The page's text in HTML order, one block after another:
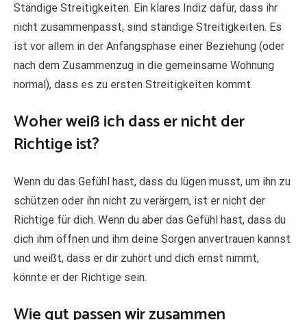
Ständige Streitigkeiten. Ein klares Indiz dafür, dass ihr
nicht zusammenpasst, sind ständige Streitigkeiten. Es
ist vor allem in der Anfangsphase einer Beziehung (oder
nach dem Zusammenzug in die gemeinsame Wohnung
normal), dass es zu ersten Streitigkeiten kommt.
Woher weiß ich dass er nicht der
Richtige ist?
Wenn du das Gefühl hast, dass du lügen musst, um ihn zu
schützen oder ihn nicht zu verärgern, ist er nicht der
Richtige für dich. Wenn du aber das Gefühl hast, dass du
dich ihm öffnen und ihm deine Sorgen anvertrauen kannst
und weißt, dass er dir zuhört und dich ernst nimmt,
könnte er der Richtige sein.
Wie gut passen wir zusammen